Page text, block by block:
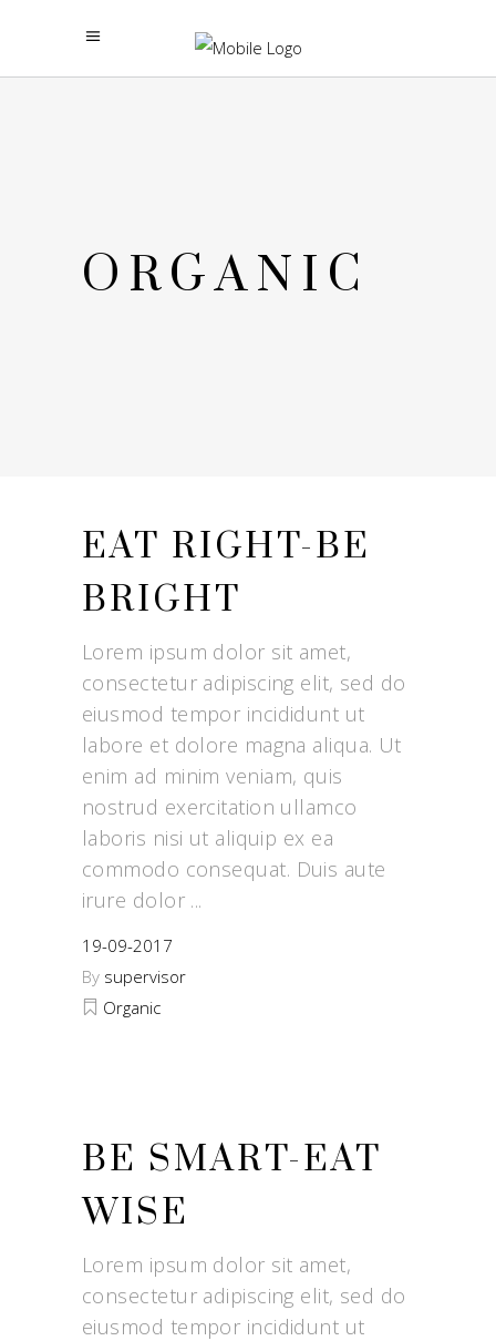
ORGANIC
EAT RIGHT-BE
BRIGHT
Lorem ipsum dolor sit amet,
consectetur adipiscing elit, sed do
eiusmod tempor incididunt ut
labore et dolore magna aliqua. Ut
enim ad minim veniam, quis
nostrud exercitation ullamco
laboris nisi ut aliquip ex ea
commodo consequat. Duis aute
irure dolor
19-09-2017
By supervisor
Organic
BE SMART-EAT
WISE
Lorem ipsum dolor sit amet,
consectetur adipiscing elit, sed do
eiusmod tempor incididunt ut